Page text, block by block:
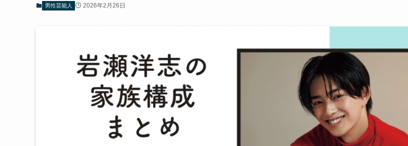
男性芸能人 2026年2月26日